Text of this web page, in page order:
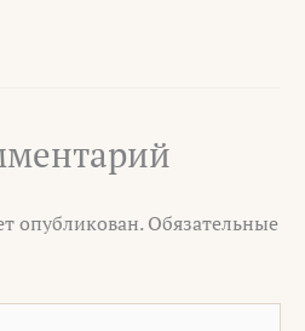
опубликован. Обязательные